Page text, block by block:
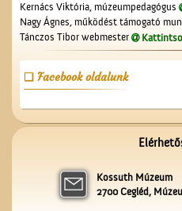
Az ötödik
Érettségi
Magyar
Kernács Viktória, múzeumpedagógus
Nagy Ágnes, működést támogató
Tánczos Tibor webmester
Facebook oldalunk
Kossuth Múzeum
2700 Cegléd,